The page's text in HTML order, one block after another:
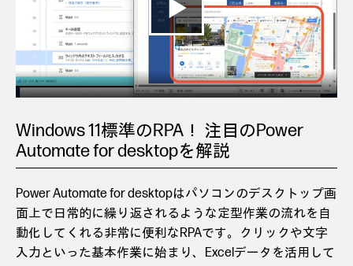
Windows 11標準のRPA！ 注目のPower
Automate for desktopを解説
Power Automate for desktopはパソコンのデスクトップ画
面上で日常的に繰り返されるような定型作業の流れを自
動化してくれる非常に便利なRPAです。クリックや文字
入力といった基本作業に始まり、Excelデータを活用して